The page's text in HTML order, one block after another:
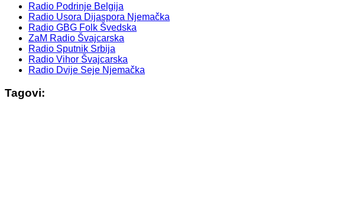
Radio Podrinje Belgija
Radio Usora Dijaspora Njemačka
Radio GBG Folk Švedska
ZaM Radio Švajcarska
Radio Sputnik Srbija
Radio Vihor Švajcarska
Radio Dvije Seje Njemačka
Tagovi: